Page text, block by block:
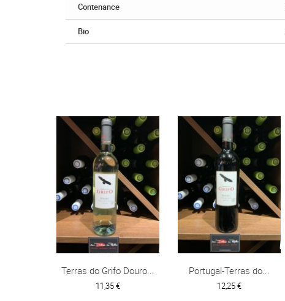
Contenance
Bio
Terras do Grifo Douro...
11,35 €
Portugal-Terras do...
12,25 €